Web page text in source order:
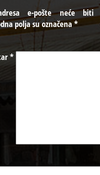
e-pošte neće biti
polja su označena*
*